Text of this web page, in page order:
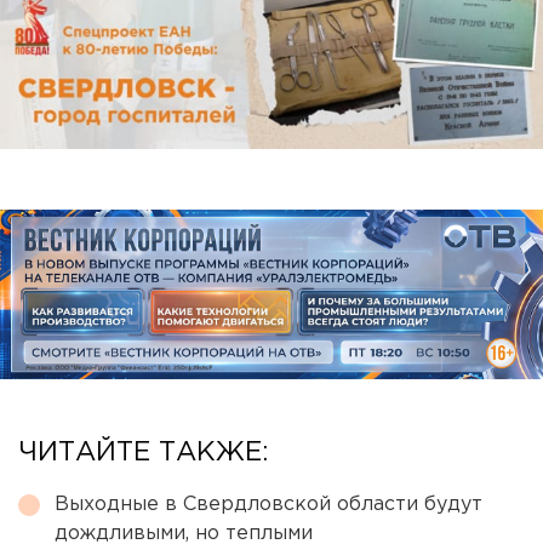
ЧИТАЙТЕ ТАКЖЕ:
Выходные в Свердловской области будут
дождливыми, но теплыми